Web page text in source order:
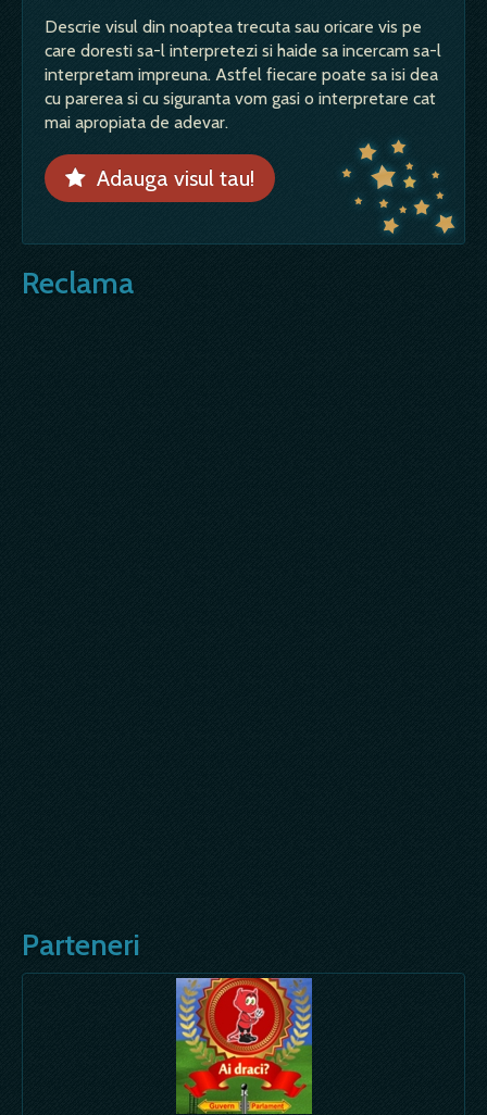
Descrie visul din noaptea trecuta sau oricare vis pe
care doresti sa-l interpretezi si haide sa incercam sa-l
interpretam impreuna. Astfel fiecare poate sa isi dea
cu parerea si cu siguranta vom gasi o interpretare cat
mai apropiata de adevar.
Adauga visul tau!
Reclama
Parteneri